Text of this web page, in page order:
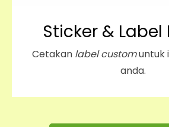
Sticker & Label
Cetakan label customuntuk
anda.